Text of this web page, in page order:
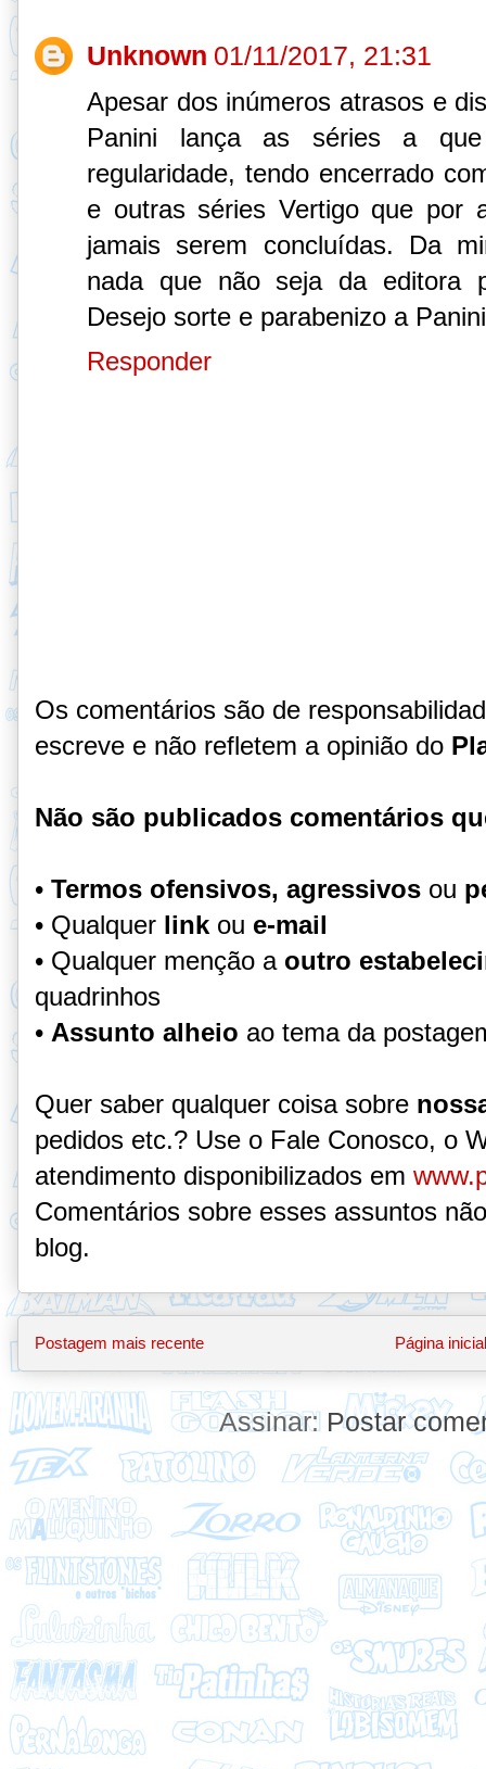
Unknown 01/11/2017, 21:31
Apesar dos inúmeros atrasos e
Panini lança as séries a
regularidade, tendo encerrado
e outras séries Vertigo que por
jamais serem concluídas. Da
nada que não seja da editora
Desejo sorte e parabenizo a
Responder
Os comentários são de
escreve e não refletem a opinião do
Não são publicados comentários
• Termos ofensivos, agressivos ou
• Qualquer link ou e-mail
• Qualquer menção a outro
quadrinhos
• Assunto alheio ao tema da
Quer saber qualquer coisa sobre
pedidos etc.? Use o Fale Conosco, o
atendimento disponibilizados em
Comentários sobre esses assuntos
blog.
Postagem mais recente Página inicial
Assinar: Postar